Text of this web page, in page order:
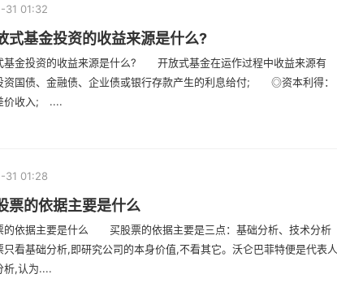
31 01:32
式基金投资的收益来源是什么?
金投资的收益来源是什么? 开放式基金在运作过程中收益来源有
债、金融债、企业债或银行存款产生的利息给付; ◎资本利得：
价收入; ....
31 01:28
票的依据主要是什么
依据主要是什么 买股票的依据主要是三点：基础分析、技术分析
看基础分析,即研究公司的本身价值,不看其它。沃仑巴菲特便是代表人
,认为....